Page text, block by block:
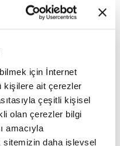
için İnternet
kişilere ait çerezler
çeşitli kişisel
olan çerezler bilgi
amacıyla
sitemizin daha işlevsel
duyurdu.
markanın
Bespoke
süren bir
aşan emeğin ürünü